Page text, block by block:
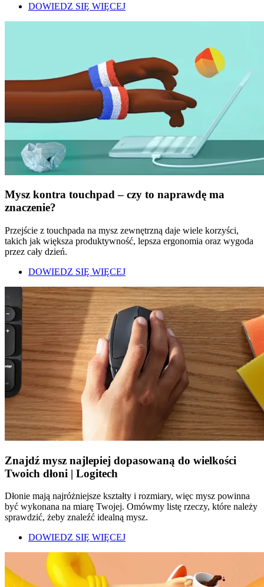
DOWIEDZ SIĘ WIĘCEJ
Mysz kontra touchpad – czy to naprawdę ma
znaczenie?
Przejście z touchpada na mysz zewnętrzną daje wiele korzyści,
takich jak większa produktywność, lepsza ergonomia oraz wygoda
przez cały dzień.
DOWIEDZ SIĘ WIĘCEJ
Znajdź mysz najlepiej dopasowaną do wielkości
Twoich dłoni | Logitech
Dłonie mają najróżniejsze kształty i rozmiary, więc mysz powinna
być wykonana na miarę Twojej. Omówmy listę rzeczy, które należy
sprawdzić, żeby znaleźć idealną mysz.
DOWIEDZ SIĘ WIĘCEJ